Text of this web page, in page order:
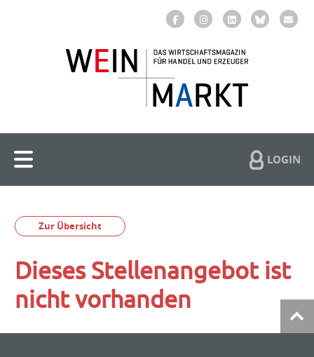
LOGIN
Zur Übersicht
Dieses Stellenangebot ist
nicht vorhanden